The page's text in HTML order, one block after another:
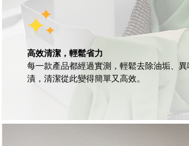
高效清潔，輕鬆省力
每一款產品都經過實測，輕鬆去除油垢、
漬，清潔從此變得簡單又高效。